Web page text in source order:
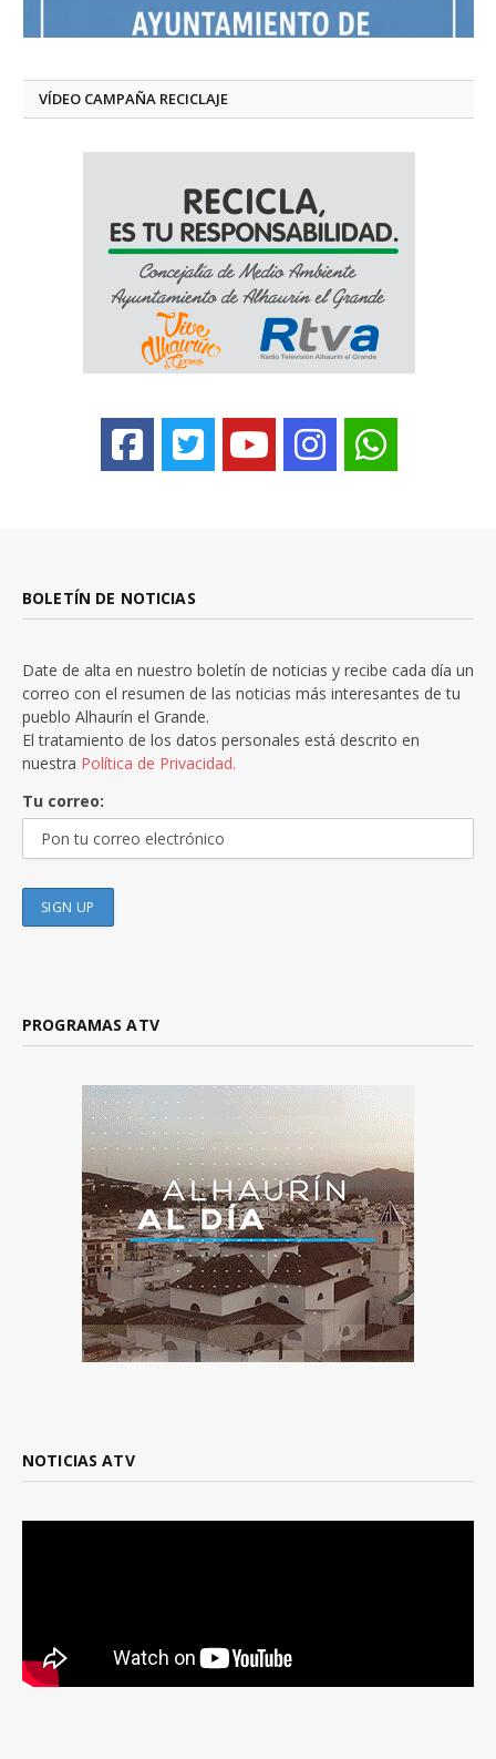
VÍDEO CAMPAÑA RECICLAJE
BOLETÍN DE NOTICIAS
Date de alta en nuestro boletín de noticias y recibe cada día un
correo con el resumen de las noticias más interesantes de tu
pueblo Alhaurín el Grande.
El tratamiento de los datos personales está descrito en
nuestra Política de Privacidad.
Tu correo:
PROGRAMAS ATV
NOTICIAS ATV